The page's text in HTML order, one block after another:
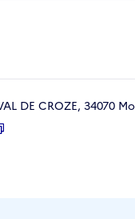
DE CROZE, 34070